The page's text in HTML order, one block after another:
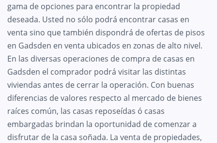
gama de opciones para encontrar la propiedad
deseada. Usted no sólo podrá encontrar casas en
venta sino que también dispondrá de ofertas de pisos
en Gadsden en venta ubicados en zonas de alto nivel.
En las diversas operaciones de compra de casas en
Gadsden el comprador podrá visitar las distintas
viviendas antes de cerrar la operación. Con buenas
diferencias de valores respecto al mercado de bienes
raíces común, las casas reposeídas ó casas
embargadas brindan la oportunidad de comenzar a
disfrutar de la casa soñada. La venta de propiedades,